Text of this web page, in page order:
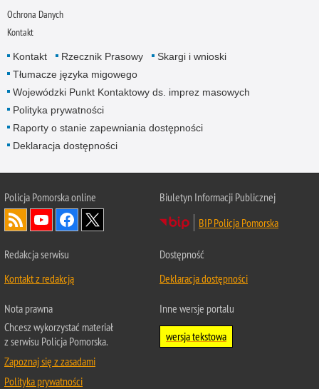
Ochrona Danych
Kontakt
Kontakt Rzecznik Prasowy
Skargi i wnioski
Tłumacze języka migowego
Wojewódzki Punkt Kontaktowy ds. imprez masowych
Polityka prywatności
Raporty o stanie zapewniania dostępności
Deklaracja dostępności
Policja Pomorska online
Biuletyn Informacji Publicznej
BIP Policja Pomorska
Redakcja serwisu
Kontakt z redakcją
Dostępność
Deklaracja dostępności
Nota prawna
Chcesz wykorzystać materiał
z serwisu Policja Pomorska.
Zapoznaj się z zasadami
Polityka prywatności
Inne wersje portalu
wersja tekstowa